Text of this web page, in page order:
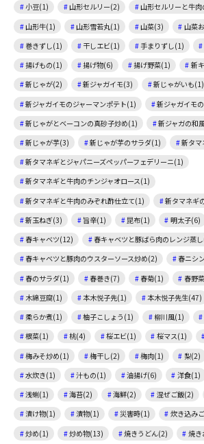
小豆(1)
山形セルリー(2)
山形セルリーと牛
山形牛(1)
山形雪若丸(1) 山菜(3) 山菜
巻きずし(1)
干しエビ(1) 手まりずし(1)
揚げもの(1)
揚げ物(6) 揚げ野菜(1)
新
新じゃが(2)
新ジャガイモ(3)
新じゃがいも(1)
新ジャガイモのジャーマンポテト(1)
新ジャガイモ
新じゃがとベーコンの真砂子炒め(1)
新ジャガの和
新じゃが芋(3)
新じゃが芋のサラダ(1)
新タ
新タマネギとジャパニーズペッパーフェデリーニ(1)
新タマネギと牛肉のチンジャオロース(1)
新タマネギと牛肉のみぞれ酢仕立て(1)
新タマネギ
新玉ねぎ(3)
旨辛(1) 昆布(1) 明太子(6)
春キャベツ(12)
春キャベツと豚ばら肉のレンジ蒸
春キャベツと豚肉のウスターソース炒め(2)
春ニシ
春のサラダ(1)
春巻き(7) 春菊(1) 春野
木綿豆腐(1)
本木悦子先(1) 本木悦子先生(47)
柔らか煮(1)
柚子こしょう(1) 柳川風(1)
根菜(1)
桃(4) 桜エビ(1) 桜マス(1)
梅みそ炒め(1)
梅干し(2) 梅肉(1) 梨(2)
水炊き(1)
汁もの(1) 油揚げ(6) 洋食(1)
浅蜊(1)
海苔(2) 海鮮(2) 混ぜご飯(2)
漬け物(1)
漬物(1) 災害時(1) 炊き込み
炒め(1)
炒め物(13) 焼きうどん(2) 焼き